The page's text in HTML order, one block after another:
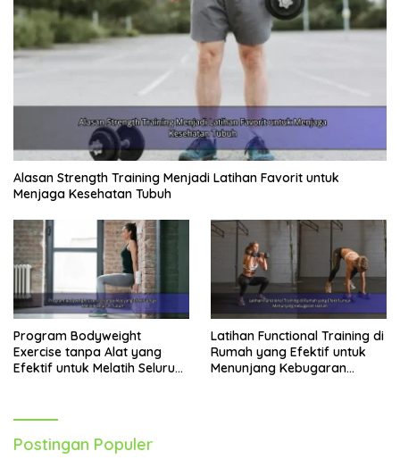
pentingnya menjaga kesehatan. Mulailah sekarang
juga, sebelum terlambat!
Kata kunci:
kesehatan jasmani, kesehatan fisik, gaya
hidup sehat, olahraga, makanan sehat, penyakit kronis,
pencegahan penyakit, produktivitas kerja, kualitas
hidup, pemeriksaan kesehatan.
Alasan Strength Training Menjadi Latihan Favorit untuk
Menjaga Kesehatan Tubuh
Program Bodyweight
Exercise tanpa Alat yang
Efektif untuk Melatih Seluruh
Latihan Functional Training di
Rumah yang Efektif untuk
Menunjang Kebugaran
Postingan Populer